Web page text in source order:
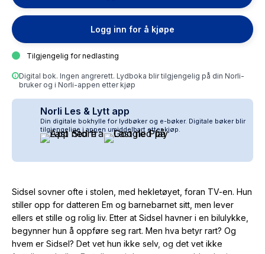
Logg inn for å kjøpe
Tilgjengelig for nedlasting
Digital bok. Ingen angrerett. Lydboka blir tilgjengelig på din Norli-
bruker og i Norli-appen etter kjøp
Norli Les & Lytt app
Din digitale bokhylle for lydbøker og e-bøker. Digitale bøker blir
tilgjengelige i appen umiddelbart etter kjøp.
Sidsel sovner ofte i stolen, med hekletøyet, foran TV-en. Hun
stiller opp for datteren Em og barnebarnet sitt, men lever
ellers et stille og rolig liv. Etter at Sidsel havner i en bilulykke,
begynner hun å oppføre seg rart. Men hva betyr rart? Og
hvem er Sidsel? Det vet hun ikke selv, og det vet ikke